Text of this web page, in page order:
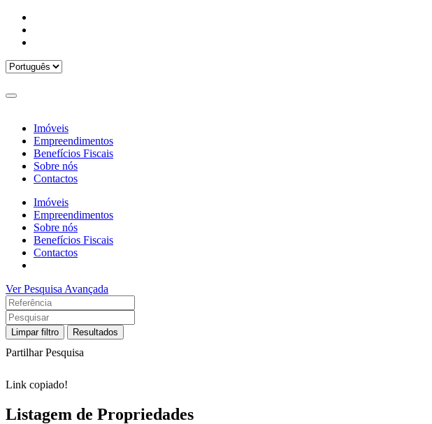
Imóveis
Empreendimentos
Benefícios Fiscais
Sobre nós
Contactos
Imóveis
Empreendimentos
Sobre nós
Benefícios Fiscais
Contactos
Ver Pesquisa Avançada
Limpar filtro Resultados
Partilhar Pesquisa
Link copiado!
Listagem de Propriedades